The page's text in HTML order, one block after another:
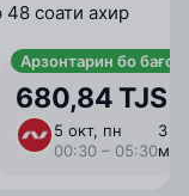
соати ахир
Арзонтарин бо бағоҷ
680,84 TJS
5 окт, пн
00:30 – 05:30
3 ⁠ч